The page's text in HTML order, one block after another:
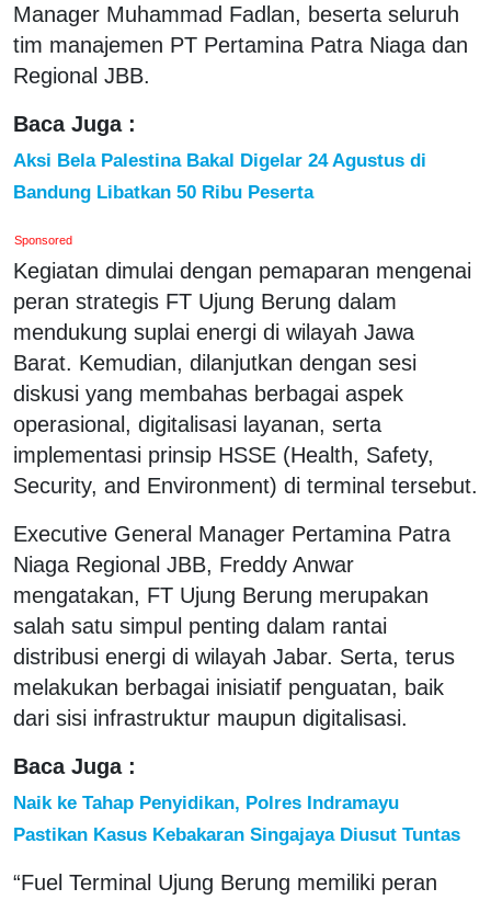
Manager Muhammad Fadlan, beserta seluruh
tim manajemen PT Pertamina Patra Niaga dan
Regional JBB.
Baca Juga :
Aksi Bela Palestina Bakal Digelar 24 Agustus di
Bandung Libatkan 50 Ribu Peserta
Sponsored
Kegiatan dimulai dengan pemaparan mengenai
peran strategis FT Ujung Berung dalam
mendukung suplai energi di wilayah Jawa
Barat. Kemudian, dilanjutkan dengan sesi
diskusi yang membahas berbagai aspek
operasional, digitalisasi layanan, serta
implementasi prinsip HSSE (Health, Safety,
Security, and Environment) di terminal tersebut.
Executive General Manager Pertamina Patra
Niaga Regional JBB, Freddy Anwar
mengatakan, FT Ujung Berung merupakan
salah satu simpul penting dalam rantai
distribusi energi di wilayah Jabar. Serta, terus
melakukan berbagai inisiatif penguatan, baik
dari sisi infrastruktur maupun digitalisasi.
Baca Juga :
Naik ke Tahap Penyidikan, Polres Indramayu
Pastikan Kasus Kebakaran Singajaya Diusut Tuntas
“Fuel Terminal Ujung Berung memiliki peran